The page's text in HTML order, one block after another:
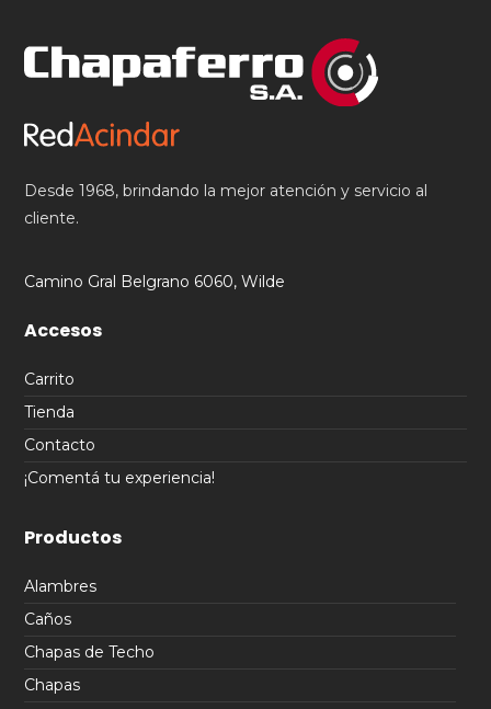
Desde 1968, brindando la mejor atención y servicio al
cliente.
Camino Gral Belgrano 6060, Wilde
Accesos
Carrito
Tienda
Contacto
¡Comentá tu experiencia!
Productos
Alambres
Caños
Chapas de Techo
Chapas